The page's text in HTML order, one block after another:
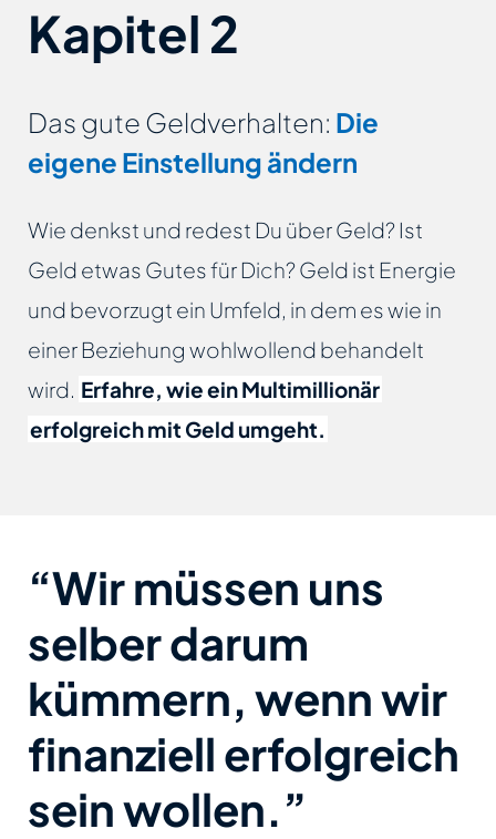
Kapitel 2
Das gute Geldverhalten: Die
eigene Einstellung ändern
Wie denkst und redest Du über Geld? Ist
Geld etwas Gutes für Dich? Geld ist Energie
und bevorzugt ein Umfeld, in dem es wie in
einer Beziehung wohlwollend behandelt
wird. Erfahre, wie ein Multimillionär
erfolgreich mit Geld umgeht.
“Wir müssen uns
selber darum
kümmern, wenn wir
finanziell erfolgreich
sein wollen.”